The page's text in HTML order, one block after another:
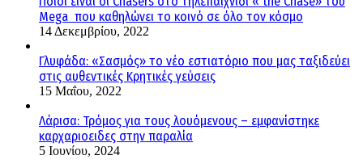
Mega που καθηλώνει το κοινό σε όλο τον κόσμο
14 Δεκεμβρίου, 2022
Γλυφάδα: «Σασμός» το νέο εστιατόριο που μας ταξιδεύει
στις αυθεντικές Κρητικές γεύσεις
15 Μαΐου, 2022
Λάρισα: Τρόμος για τους λουόμενους – εμφανίστηκε
καρχαριοειδες στην παραλία
5 Ιουνίου, 2024